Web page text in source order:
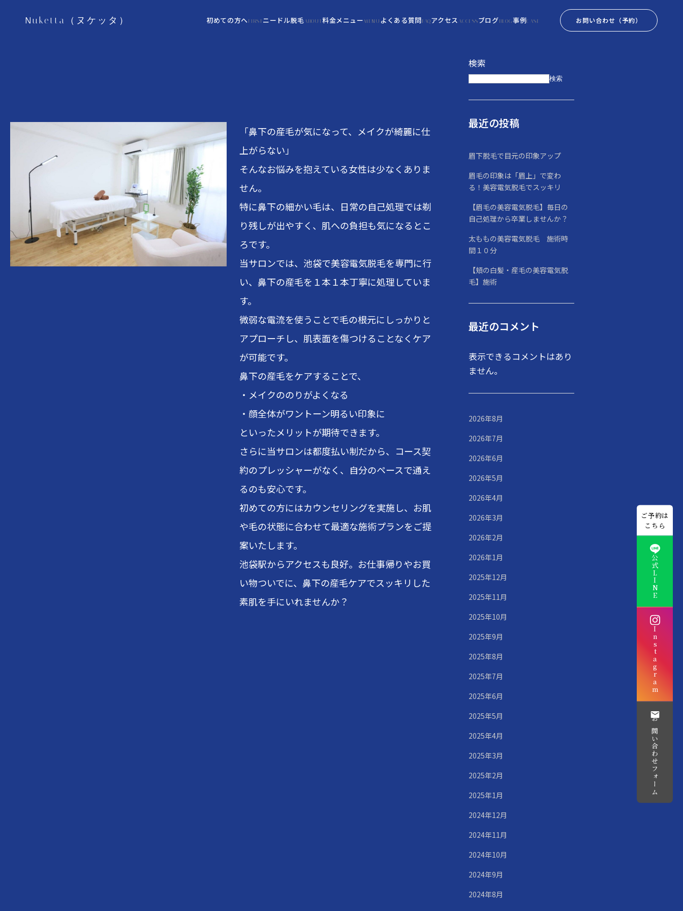
Nuketta（ヌケッタ） 初めての方へFIRST ニードル脱毛 ABOUT 料金メニュー MENU よくある質問FAQアクセス ACCESSブログBLOG事例CASE お問い合わせ （予約）
「鼻下の産毛が気になって、メイクが綺麗に仕
上がらない」
そんなお悩みを抱えている女性は少なくありま
せん。
特に鼻下の細かい毛は、日常の自己処理では剃
り残しが出やすく、肌への負担も気になるとこ
ろです。
当サロンでは、池袋で美容電気脱毛を専門に行
い、鼻下の産毛を１本１本丁寧に処理していま
す。
微弱な電流を使うことで毛の根元にしっかりと
アプローチし、肌表面を傷つけることなくケア
が可能です。
鼻下の産毛をケアすることで、
・メイクののりがよくなる
・顔全体がワントーン明るい印象に
といったメリットが期待できます。
さらに当サロンは都度払い制だから、コース契
約のプレッシャーがなく、自分のペースで通え
るのも安心です。
初めての方にはカウンセリングを実施し、お肌
や毛の状態に合わせて最適な施術プランをご提
案いたします。
池袋駅からアクセスも良好。お仕事帰りやお買
い物ついでに、鼻下の産毛ケアでスッキリした
素肌を手にいれませんか？
検索
検索
最近の投稿
眉下脱毛で目元の印象アップ
眉毛の印象は「眉上」で変わ
る！美容電気脱毛でスッキリ
【眉毛の美容電気脱毛】毎日の
自己処理から卒業しませんか？
太ももの美容電気脱毛 施術時
間１０分
【頬の白髪・産毛の美容電気脱
毛】施術
最近のコメント
表示できるコメントはあり
ません。
2026年8月
2026年7月
2026年6月
2026年5月
2026年4月
2026年3月
2026年2月
2026年1月
2025年12月
2025年11月
2025年10月
2025年9月
2025年8月
2025年7月
2025年6月
2025年5月
2025年4月
2025年3月
2025年2月
2025年1月
2024年12月
2024年11月
2024年10月
2024年9月
2024年8月
ご予約は
こちら
公式LINE
Instagram
お問い合わせフォーム